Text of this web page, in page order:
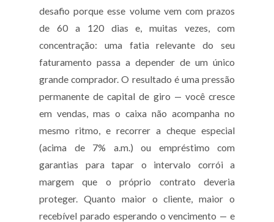
desafio porque esse volume vem com prazos
de 60 a 120 dias e, muitas vezes, com
concentração: uma fatia relevante do seu
faturamento passa a depender de um único
grande comprador. O resultado é uma pressão
permanente de capital de giro — você cresce
em vendas, mas o caixa não acompanha no
mesmo ritmo, e recorrer a cheque especial
(acima de 7% a.m.) ou empréstimo com
garantias para tapar o intervalo corrói a
margem que o próprio contrato deveria
proteger. Quanto maior o cliente, maior o
recebível parado esperando o vencimento — e